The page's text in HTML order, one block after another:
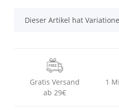
x
Dieser Artikel hat
Gratis Versand
ab 29€
1